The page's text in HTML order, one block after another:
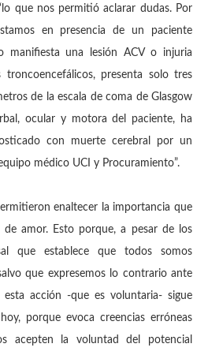
que nos permitió aclarar dudas. Por
en presencia de un paciente
manifiesta una lesión ACV o injuria
presenta solo tres
de la escala de coma de Glasgow
ocular y motora del paciente, ha
con muerte cerebral por un
médico UCI y Procuramiento”.
enaltecer la importancia que
amor. Esto porque, a pesar de los
que establece que todos somos
que expresemos lo contrario ante
acción -que es voluntaria- sigue
porque evoca creencias erróneas
acepten la voluntad del potencial